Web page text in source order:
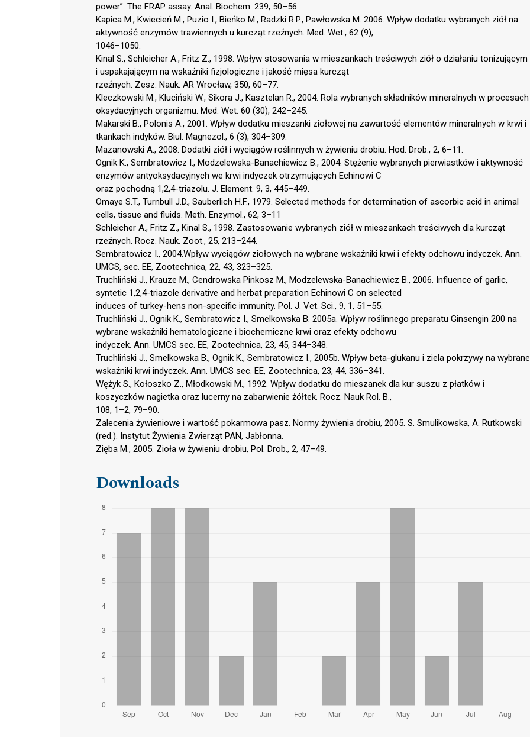
power”. The FRAP assay. Anal. Biochem. 239, 50–56.
Kapica M., Kwiecień M., Puzio I., Bieńko M., Radzki R.P., Pawłowska M. 2006. Wpływ dodatku wybranych ziół na
aktywność enzymów trawiennych u kurcząt rzeźnych. Med. Wet., 62 (9),
1046–1050.
Kinal S., Schleicher A., Fritz Z., 1998. Wpływ stosowania w mieszankach treściwych ziół o działaniu tonizującym
i uspakajającym na wskaźniki fizjologiczne i jakość mięsa kurcząt
rzeźnych. Zesz. Nauk. AR Wrocław, 350, 60–77.
Kleczkowski M., Kluciński W., Sikora J., Kasztelan R., 2004. Rola wybranych składników mineralnych w procesach
oksydacyjnych organizmu. Med. Wet. 60 (30), 242–245.
Makarski B., Polonis A., 2001. Wpływ dodatku mieszanki ziołowej na zawartość elementów mineralnych w krwi i
tkankach indyków. Biul. Magnezol., 6 (3), 304–309.
Mazanowski A., 2008. Dodatki ziół i wyciągów roślinnych w żywieniu drobiu. Hod. Drob., 2, 6–11.
Ognik K., Sembratowicz I., Modzelewska-Banachiewicz B., 2004. Stężenie wybranych pierwiastków i aktywność
enzymów antyoksydacyjnych we krwi indyczek otrzymujących Echinowi C
oraz pochodną 1,2,4-triazolu. J. Element. 9, 3, 445–449.
Omaye S.T., Turnbull J.D., Sauberlich H.F., 1979. Selected methods for determination of ascorbic acid in animal
cells, tissue and fluids. Meth. Enzymol., 62, 3–11
Schleicher A., Fritz Z., Kinal S., 1998. Zastosowanie wybranych ziół w mieszankach treściwych dla kurcząt
rzeźnych. Rocz. Nauk. Zoot., 25, 213–244.
Sembratowicz I., 2004.Wpływ wyciągów ziołowych na wybrane wskaźniki krwi i efekty odchowu indyczek. Ann.
UMCS, sec. EE, Zootechnica, 22, 43, 323–325.
Truchliński J., Krauze M., Cendrowska Pinkosz M., Modzelewska-Banachiewicz B., 2006. Influence of garlic,
syntetic 1,2,4-triazole derivative and herbat preparation Echinowi C on selected
induces of turkey-hens non-specific immunity. Pol. J. Vet. Sci., 9, 1, 51–55.
Truchliński J., Ognik K., Sembratowicz I., Smelkowska B. 2005a. Wpływ roślinnego preparatu Ginsengin 200 na
wybrane wskaźniki hematologiczne i biochemiczne krwi oraz efekty odchowu
indyczek. Ann. UMCS sec. EE, Zootechnica, 23, 45, 344–348.
Truchliński J., Smelkowska B., Ognik K., Sembratowicz I., 2005b. Wpływ beta-glukanu i ziela pokrzywy na wybrane
wskaźniki krwi indyczek. Ann. UMCS sec. EE, Zootechnica, 23, 44, 336–341.
Wężyk S., Kołoszko Z., Młodkowski M., 1992. Wpływ dodatku do mieszanek dla kur suszu z płatków i
koszyczków nagietka oraz lucerny na zabarwienie żółtek. Rocz. Nauk Rol. B.,
108, 1–2, 79–90.
Zalecenia żywieniowe i wartość pokarmowa pasz. Normy żywienia drobiu, 2005. S. Smulikowska, A. Rutkowski
(red.). Instytut Żywienia Zwierząt PAN, Jabłonna.
Zięba M., 2005. Zioła w żywieniu drobiu, Pol. Drob., 2, 47–49.
Downloads